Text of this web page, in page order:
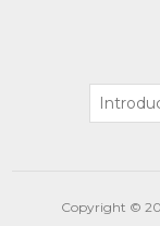
Copyright ©